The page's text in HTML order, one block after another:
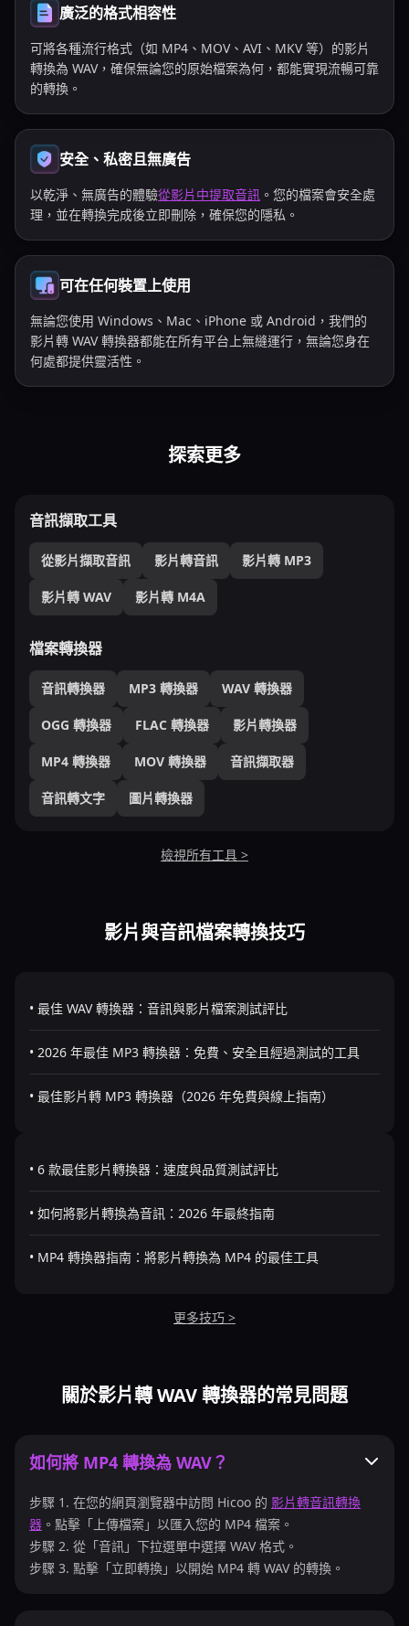
廣泛的格式相容性
可將各種流行格式（如 MP4、MOV、AVI、MKV 等）的影片
轉換為 WAV，確保無論您的原始檔案為何，都能實現流暢可靠
的轉換。
安全、私密且無廣告
以乾淨、無廣告的體驗從影片中提取音訊 。您的檔案會安全處
理，並在轉換完成後立即刪除，確保您的隱私。
可在任何裝置上使用
無論您使用 Windows、Mac、iPhone 或 Android，我們的
影片轉 WAV 轉換器都能在所有平台上無縫運行，無論您身在
何處都提供靈活性。
探索更多
音訊擷取工具
從影片擷取音訊 影片轉音訊 影片轉 MP3
影片轉 WAV 影片轉 M4A
檔案轉換器
音訊轉換器 MP3 轉換器 WAV 轉換器
OGG 轉換器 FLAC 轉換器 影片轉換器
MP4 轉換器 MOV 轉換器 音訊擷取器
音訊轉文字 圖片轉換器
檢視所有工具 >
影片與音訊檔案轉換技巧
• 最佳 WAV 轉換器：音訊與影片檔案測試評比
• 2026 年最佳 MP3 轉換器：免費、安全且經過測試的工具
• 最佳影片轉 MP3 轉換器（2026 年免費與線上指南）
• 6 款最佳影片轉換器：速度與品質測試評比
• 如何將影片轉換為音訊：2026 年最終指南
• MP4 轉換器指南：將影片轉換為 MP4 的最佳工具
更多技巧 >
關於影片轉 WAV 轉換器的常見問題
如何將 MP4 轉換為 WAV？
步驟 1. 在您的網頁瀏覽器中訪問 Hicoo 的 影片轉音訊轉換
器 。點擊「上傳檔案」以匯入您的 MP4 檔案。
步驟 2. 從「音訊」下拉選單中選擇 WAV 格式。
步驟 3. 點擊「立即轉換」以開始 MP4 轉 WAV 的轉換。